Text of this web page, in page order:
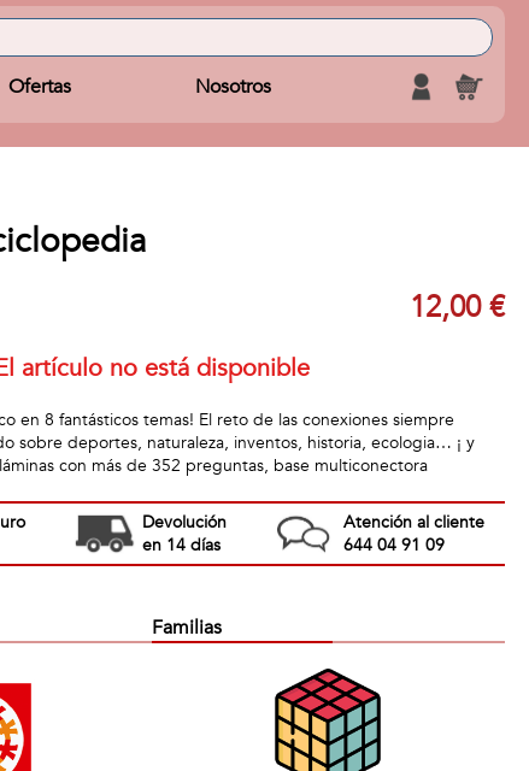
Ofertas Nosotros
12,00 €
artículo no está disponible
en 8 fantásticos temas! El reto de las conexiones siempre
sobre deportes, naturaleza, inventos, historia, ecologia… ¡ y
con más de 352 preguntas, base multiconectora
Devolución
en 14 días
Atención al cliente
644 04 91 09
Familias